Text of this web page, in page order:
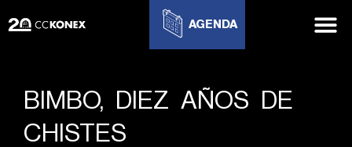
AGENDA
BIMBO, DIEZ AÑOS DE
CHISTES